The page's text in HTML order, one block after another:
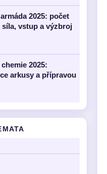
2025: počet
síla, vstup a výzbroj
2025:
arkusy a přípravou